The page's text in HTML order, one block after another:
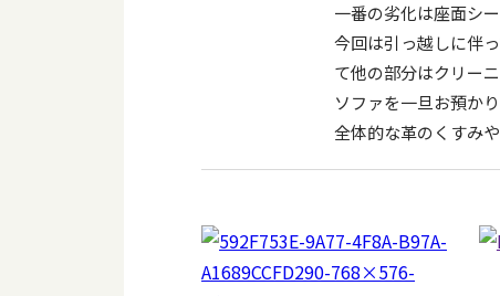
一番の劣化は座面シ
今回は引っ越しに伴
て他の部分はクリー
ソファを一旦お預か
全体的な革のくすみ